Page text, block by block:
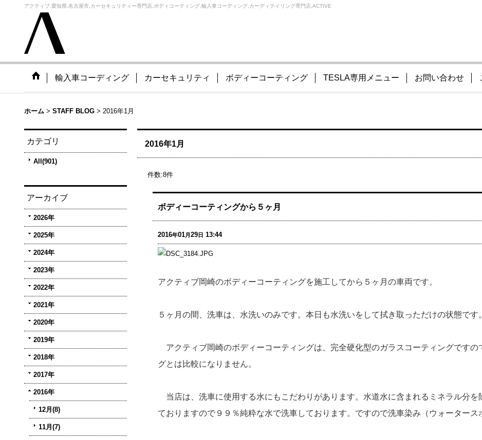
アクティブ,愛知県,名古屋市,カーセキュリティー専門店,ボディコーティング,輸入車コーディング,カーディテイリング専門店,ACTIVE
輸入車コーディング カーセキュリティ ボディーコーティング TESLA専用メニュー お問い合わせ
ホーム > STAFF BLOG > 2016年1月
カテゴリ
All(901)
アーカイブ
2026年
2025年
2024年
2023年
2022年
2021年
2020年
2019年
2018年
2017年
2016年
12月(8)
11月(7)
2016年1月
件数:8件
ボディーコーティングから５ヶ月
2016年01月29日 13:44
アクティブ岡崎のボディーコーティングを施工してから５ヶ月の車両です。
５ヶ月の間、洗車は、水洗いのみです。本日も水洗いをして拭き取っただけの状態で
アクティブ岡崎のボディーコーティングは、完全硬化型のガラスコーティングです
グとは比較になりません。
当店は、洗車に使用する水にもこだわりがあります。水道水に含まれるミネラル分
ておりますので９９％純粋な水で洗車しております。ですので洗車染み（ウォータース